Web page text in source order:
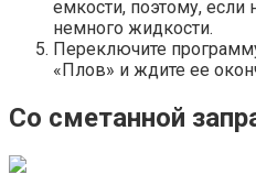
емкости, поэтому, если
немного жидкости.
Переключите
«Плов» и ждите ее
Со сметанной